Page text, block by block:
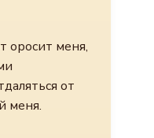
оросит меня,
от
меня.